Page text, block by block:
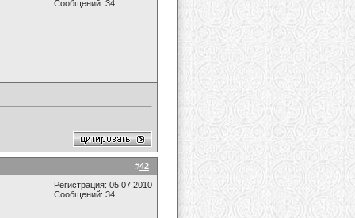
Сообщений: 34
#42
Регистрация: 05.07.2010
Сообщений: 34